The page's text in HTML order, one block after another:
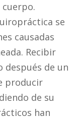
se
causadas
Recibir
de un
producir
de su
han